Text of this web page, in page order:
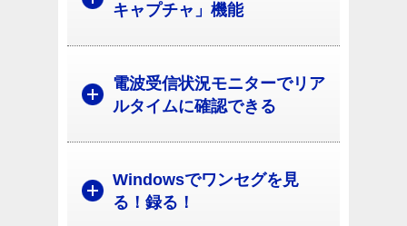
キャプチャ」機能
電波受信状況モニターでリア
ルタイムに確認できる
Windowsでワンセグを見
る！録る！